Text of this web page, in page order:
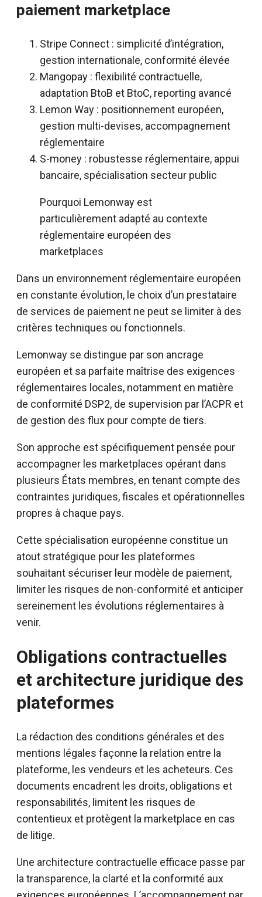
paiement marketplace
Stripe Connect : simplicité d’intégration,
gestion internationale, conformité élevée
Mangopay : flexibilité contractuelle,
adaptation BtoB et BtoC, reporting avancé
Lemon Way : positionnement européen,
gestion multi-devises, accompagnement
réglementaire
S-money : robustesse réglementaire, appui
bancaire, spécialisation secteur public
Pourquoi Lemonway est
particulièrement adapté au contexte
réglementaire européen des
marketplaces
Dans un environnement réglementaire européen
en constante évolution, le choix d’un prestataire
de services de paiement ne peut se limiter à des
critères techniques ou fonctionnels.
Lemonway se distingue par son ancrage
européen et sa parfaite maîtrise des exigences
réglementaires locales, notamment en matière
de conformité DSP2, de supervision par l’ACPR et
de gestion des flux pour compte de tiers.
Son approche est spécifiquement pensée pour
accompagner les marketplaces opérant dans
plusieurs États membres, en tenant compte des
contraintes juridiques, fiscales et opérationnelles
propres à chaque pays.
Cette spécialisation européenne constitue un
atout stratégique pour les plateformes
souhaitant sécuriser leur modèle de paiement,
limiter les risques de non-conformité et anticiper
sereinement les évolutions réglementaires à
venir.
Obligations contractuelles
et architecture juridique des
plateformes
La rédaction des conditions générales et des
mentions légales façonne la relation entre la
plateforme, les vendeurs et les acheteurs. Ces
documents encadrent les droits, obligations et
responsabilités, limitent les risques de
contentieux et protègent la marketplace en cas
de litige.
Une architecture contractuelle efficace passe par
la transparence, la clarté et la conformité aux